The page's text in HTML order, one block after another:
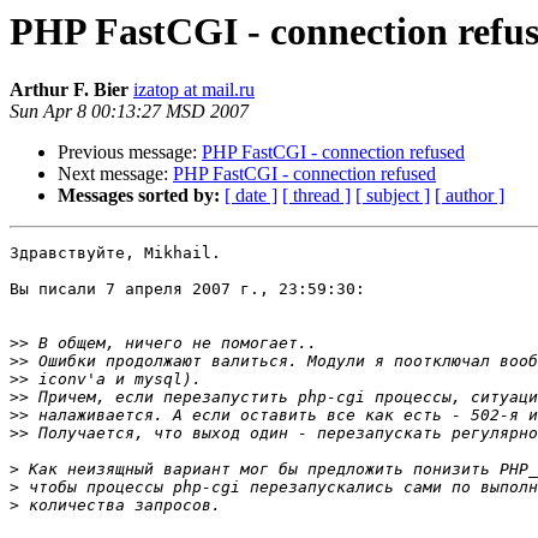
PHP FastCGI - connection
Arthur F. Bier izatop at mail.ru
Sun Apr 8 00:13:27 MSD 2007
Previous message: PHP FastCGI - connection refused
Next message: PHP FastCGI - connection refused
Messages sorted by: [ date ] [ thread ] [ subject ] [ author ]
Здравствуйте, Mikhail.
Вы писали 7 апреля 2007 г., 23:59:30:
>>
>>
>>
>>
>>
>>
>
>
>